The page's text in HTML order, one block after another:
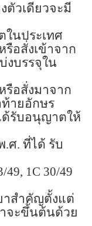
ตัวเดียวจะมี
นประเทศ
อสั่งเข้าจาก
งบรรจุใน
อสั่งมาจาก
ายอักษร
ด้รับอนุญาตให้
.ศ. ที่ได้ รับ
49, 1C 30/49
าสำคัญตั้งแต่
จะขึ้นต้นด้วย